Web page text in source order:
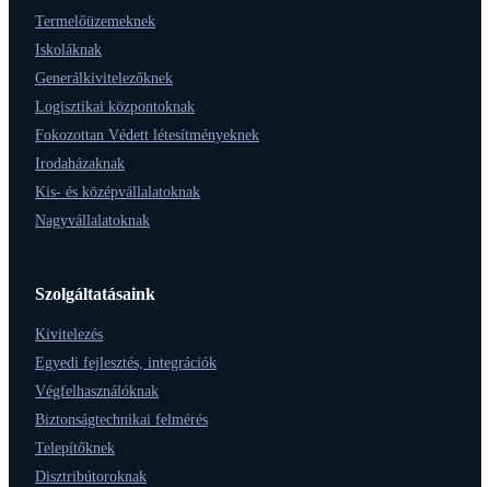
Termelőüzemeknek
Iskoláknak
Generálkivitelezőknek
Logisztikai központoknak
Fokozottan Védett létesítményeknek
Irodaházaknak
Kis- és középvállalatoknak
Nagyvállalatoknak
Szolgáltatásaink
Kivitelezés
Egyedi fejlesztés, integrációk
Végfelhasználóknak
Biztonságtechnikai felmérés
Telepítőknek
Disztribútoroknak